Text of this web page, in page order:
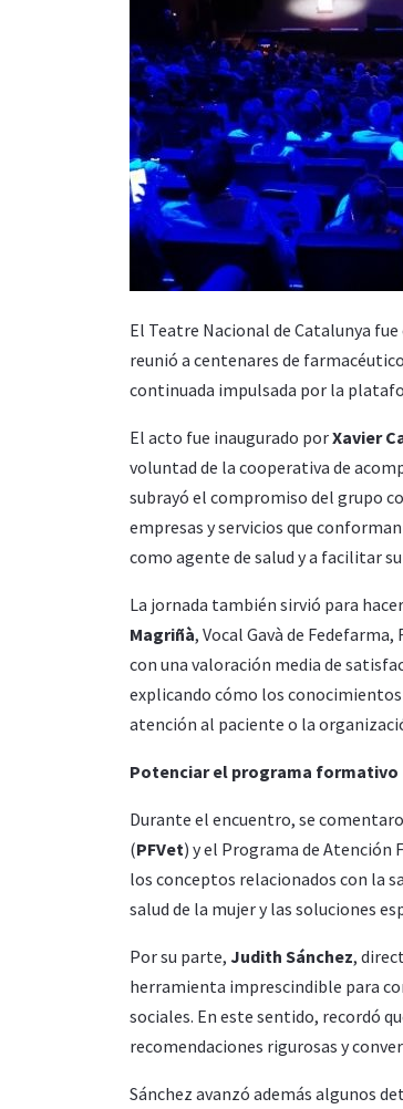
El Teatre Nacional de Catalunya
reunió a centenares de
continuada impulsada por la
El acto fue inaugurado porXavier
voluntad de la cooperativa de
subrayó el compromiso del grupo
empresas y servicios que
como agente de salud y a facilitar
La jornada también sirvió para
Magriñà, Vocal Gavà de
con una valoración media de
explicando cómo los
atención al paciente o la
Potenciar el programa formativo
Durante el encuentro, se
(PFVet) y el Programa de Atención
los conceptos relacionados con la
salud de la mujer y las soluciones
Por su parte, Judith Sánchez,
herramienta imprescindible para
sociales. En este sentido, recordó
recomendaciones rigurosas y
Sánchez avanzó además algunos